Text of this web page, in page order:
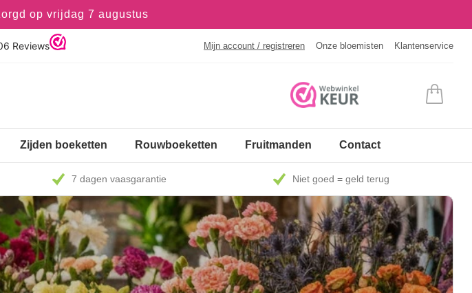
op vrijdag 7 augustus
Mijn account / registreren Onze bloemisten Klantenservice
Zijden boeketten Rouwboeketten Fruitmanden Contact
7 dagen vaasgarantie Niet goed = geld terug